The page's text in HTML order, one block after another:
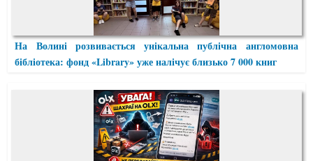
На Волині розвивається унікальна публічна англомовна
бібліотека: фонд «Library» уже налічує близько 7 000 книг